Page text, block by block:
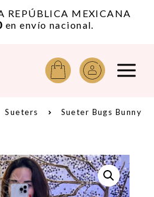
REPÚBLICA MEXICANA
en envío nacional.
Sueters Sueter Bugs Bunny